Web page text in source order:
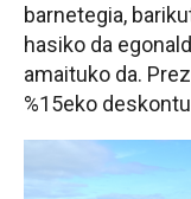
barnetegia,
hasiko da
amaituko da.
%15eko